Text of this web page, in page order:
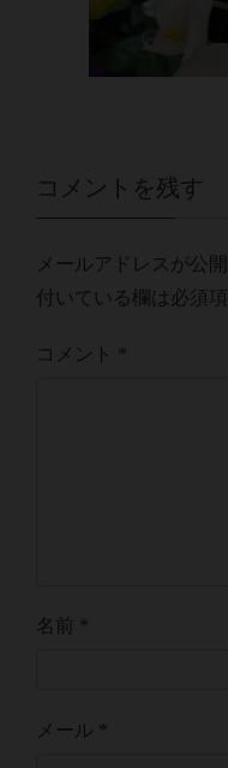
コメントを残す
メールアドレスが公
付いている欄は必須項
コメント
名前
メール